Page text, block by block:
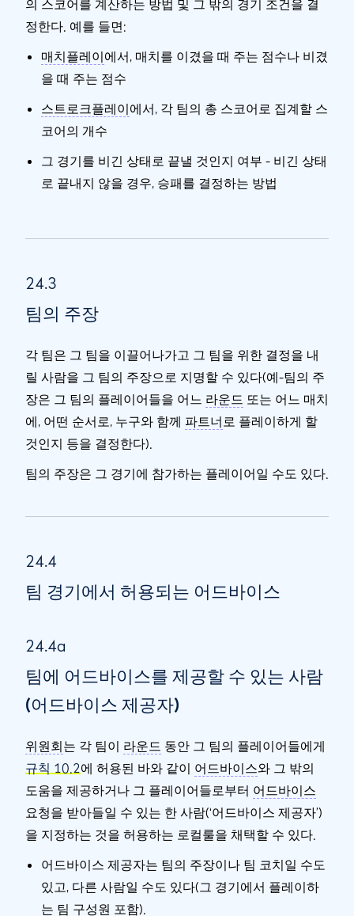
의 스코어를 계산하는 방법 및 그 밖의 경기 조건을 결
정한다. 예를 들면:
매치플레이에서, 매치를 이겼을 때 주는 점수나 비겼
을 때 주는 점수
스트로크플레이에서, 각 팀의 총 스코어로 집계할 스
코어의 개수
그 경기를 비긴 상태로 끝낼 것인지 여부 - 비긴 상태
로 끝내지 않을 경우, 승패를 결정하는 방법
24.3
팀의 주장
각 팀은 그 팀을 이끌어나가고 그 팀을 위한 결정을 내
릴 사람을 그 팀의 주장으로 지명할 수 있다(예-팀의 주
장은 그 팀의 플레이어들을 어느 라운드 또는 어느 매치
에, 어떤 순서로, 누구와 함께 파트너로 플레이하게 할
것인지 등을 결정한다).
팀의 주장은 그 경기에 참가하는 플레이어일 수도 있다.
24.4
팀 경기에서 허용되는 어드바이스
24.4a
팀에 어드바이스를 제공할 수 있는 사람
(어드바이스 제공자)
위원회는 각 팀이 라운드 동안 그 팀의 플레이어들에게
규칙 10.2에 허용된 바와 같이 어드바이스와 그 밖의
도움을 제공하거나 그 플레이어들로부터 어드바이스
요청을 받아들일 수 있는 한 사람(‘어드바이스 제공자’)
을 지정하는 것을 허용하는 로컬룰을 채택할 수 있다.
어드바이스 제공자는 팀의 주장이나 팀 코치일 수도
있고, 다른 사람일 수도 있다(그 경기에서 플레이하
는 팀 구성원 포함).